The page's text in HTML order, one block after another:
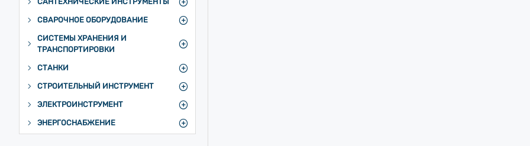
СВАРОЧНОЕ ОБОРУДОВАНИЕ
СИСТЕМЫ ХРАНЕНИЯ И
ТРАНСПОРТИРОВКИ
СТАНКИ
СТРОИТЕЛЬНЫЙ ИНСТРУМЕНТ
ЭЛЕКТРОИНСТРУМЕНТ
ЭНЕРГОСНАБЖЕНИЕ